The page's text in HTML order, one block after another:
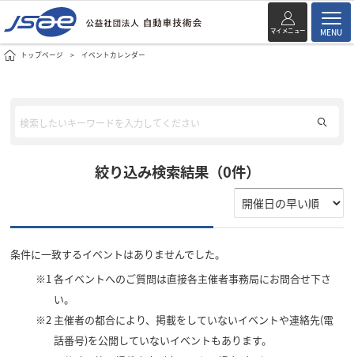
マイメニュー MENU
トップページ イベントカレンダー
絞り込み検索結果（0件）
条件に一致するイベントはありませんでした。
※1各イベントへのご質問は直接各主催者事務局にお問合せ下さ
い。
※2 主催者の都合により、掲載をしていないイベントや連絡先(電
話番号)を公開していないイベントもあります。